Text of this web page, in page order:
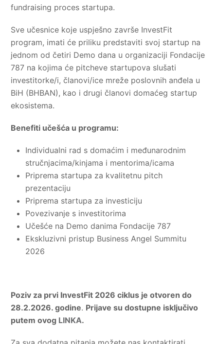
fundraising proces startupa.
Sve učesnice koje uspješno završe InvestFit
program, imati će priliku predstaviti svoj startup na
jednom od četiri Demo dana u organizaciji Fondacije
787 na kojima će pitcheve startupova slušati
investitorke/i, članovi/ice mreže poslovnih anđela u
BiH (BHBAN), kao i drugi članovi domaćeg startup
ekosistema.
Benefiti učešća u programu:
Individualni rad s domaćim i međunarodnim
stručnjacima/kinjama i mentorima/icama
Priprema startupa za kvalitetnu pitch
prezentaciju
Priprema startupa za investiciju
Povezivanje s investitorima
Učešće na Demo danima Fondacije 787
Ekskluzivni pristup Business Angel Summitu
2026
Poziv za prvi InvestFit 2026 ciklus je otvoren do
28.2.2026. godine. Prijave su dostupne isključivo
putem ovog LINKA.